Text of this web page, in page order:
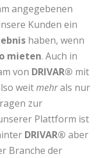
angegebenen
Kunden ein
haben, wenn
mieten. Auch in
von DRIVAR® mit
weitmehrals nur
zur
Plattform ist
DRIVAR® aber
Branche der